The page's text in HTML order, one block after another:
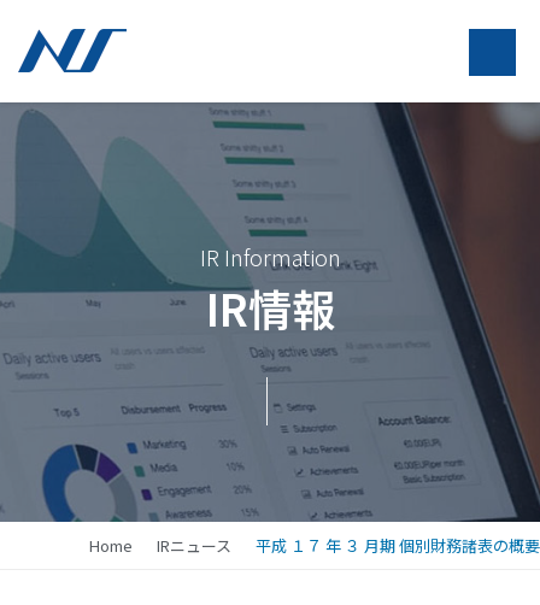
IR Information
IR情報
Home IRニュース 平成 １７ 年 ３ 月期 個別財務諸表の概要